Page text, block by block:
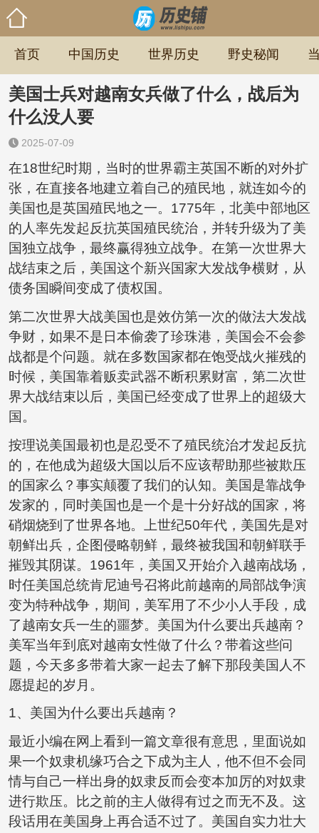
首页 中国历史 世界历史 野史秘闻
美国士兵对越南女兵做了什么，战后为
什么没人要
2025-07-09
在18世纪时期，当时的世界霸主英国不断的对外扩
张，在直接各地建立着自己的殖民地，就连如今的
美国也是英国殖民地之一。1775年，北美中部地区
的人率先发起反抗英国殖民统治，并转升级为了美
国独立战争，最终赢得独立战争。在第一次世界大
战结束之后，美国这个新兴国家大发战争横财，从
债务国瞬间变成了债权国。
第二次世界大战美国也是效仿第一次的做法大发战
争财，如果不是日本偷袭了珍珠港，美国会不会参
战都是个问题。就在多数国家都在饱受战火摧残的
时候，美国靠着贩卖武器不断积累财富，第二次世
界大战结束以后，美国已经变成了世界上的超级大
国。
按理说美国最初也是忍受不了殖民统治才发起反抗
的，在他成为超级大国以后不应该帮助那些被欺压
的国家么？事实颠覆了我们的认知。美国是靠战争
发家的，同时美国也是一个是十分好战的国家，将
硝烟烧到了世界各地。上世纪50年代，美国先是对
朝鲜出兵，企图侵略朝鲜，最终被我国和朝鲜联手
摧毁其阴谋。1961年，美国又开始介入越南战场，
时任美国总统肯尼迪号召将此前越南的局部战争演
变为特种战争，期间，美军用了不少小人手段，成
了越南女兵一生的噩梦。美国为什么要出兵越南？
美军当年到底对越南女性做了什么？带着这些问
题，今天多多带着大家一起去了解下那段美国人不
愿提起的岁月。
1、美国为什么要出兵越南？
最近小编在网上看到一篇文章很有意思，里面说如
果一个奴隶机缘巧合之下成为主人，他不但不会同
情与自己一样出身的奴隶反而会变本加厉的对奴隶
进行欺压。比之前的主人做得有过之而无不及。这
段话用在美国身上再合适不过了。美国自实力壮大